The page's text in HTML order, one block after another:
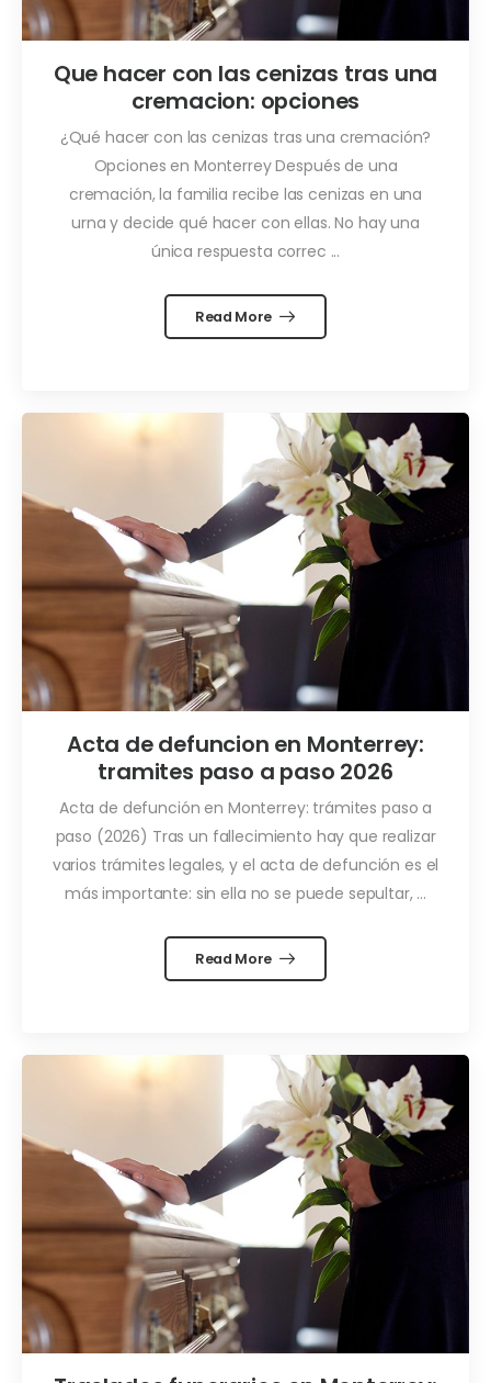
Que hacer con las cenizas tras una
cremacion: opciones
¿Qué hacer con las cenizas tras una cremación?
Opciones en Monterrey Después de una
cremación, la familia recibe las cenizas en una
urna y decide qué hacer con ellas. No hay una
única respuesta correc ...
Read More
Acta de defuncion en Monterrey:
tramites paso a paso 2026
Acta de defunción en Monterrey: trámites paso a
paso (2026) Tras un fallecimiento hay que realizar
varios trámites legales, y el acta de defunción es el
más importante: sin ella no se puede sepultar, ...
Read More